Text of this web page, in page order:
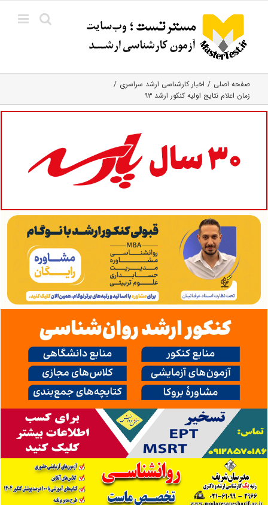
content
صفحه اصلی
اخبار کارشناسی ارشد سراسری
زمان اعلام نتایج اولیه کنکور ارشد ۹۳